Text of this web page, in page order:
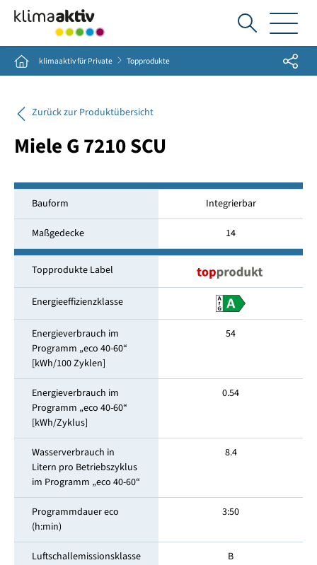
Ich
suche...
Home klimaaktiv für Private Topprodukte Share
Zurück zur Produktübersicht
Miele G 7210 SCU
Bauform Integrierbar
Maßgedecke 14
Topprodukte Label
Energieeffizienzklasse
Energieverbrauch im
Programm „eco 40-60“
[kWh/100 Zyklen]
54
Energieverbrauch im
Programm „eco 40-60“
[kWh/Zyklus]
0.54
Wasserverbrauch in
Litern pro Betriebszyklus
im Programm „eco 40-60“
8.4
Programmdauer eco
(h:min)
3:50
Luftschallemissionsklasse B